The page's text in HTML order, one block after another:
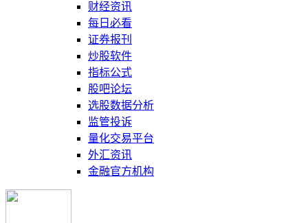
财经资讯
每日必看
证券报刊
炒股软件
指标公式
股吧论坛
选股数据分析
监管投诉
量化交易平台
外汇资讯
金融官方机构